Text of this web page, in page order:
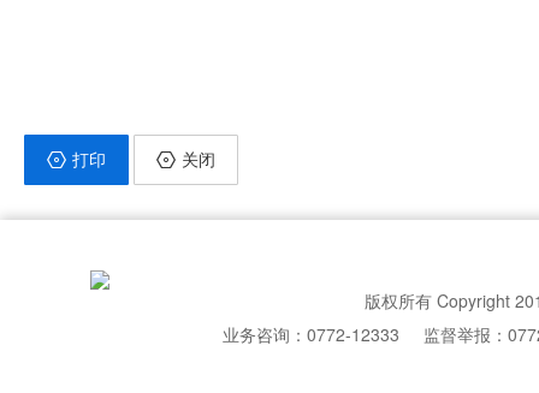
打印 关闭
版权所有 Copyright
业务咨询：0772-12333
监督举报：